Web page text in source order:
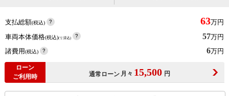
支払総額(税込) 63万円
車両本体価格(税込)(リ済込) 57万円
諸費用(税込) 6万円
ローン
ご利用時
通常ローン 月々 15,500 円